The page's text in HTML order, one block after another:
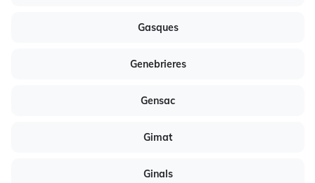
Gasques
Genebrieres
Gensac
Gimat
Ginals